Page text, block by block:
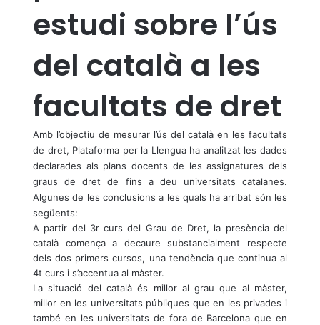
estudi sobre l’ús
del català a les
facultats de dret
Amb l’objectiu de mesurar l’ús del català en les facultats
de dret, Plataforma per la Llengua ha analitzat les dades
declarades als plans docents de les assignatures dels
graus de dret de fins a deu universitats catalanes.
Algunes de les conclusions a les quals ha arribat són les
següents:
A partir del 3r curs del Grau de Dret, la presència del
català comença a decaure substancialment respecte
dels dos primers cursos, una tendència que continua al
4t curs i s’accentua al màster.
La situació del català és millor al grau que al màster,
millor en les universitats públiques que en les privades i
també en les universitats de fora de Barcelona que en